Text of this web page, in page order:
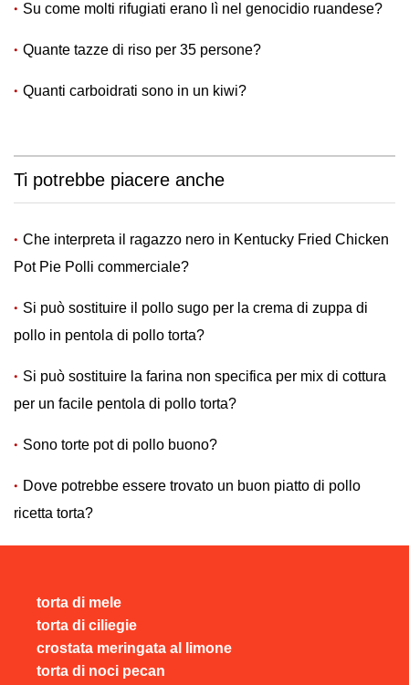
Su come molti rifugiati erano lì nel genocidio ruandese?
Quante tazze di riso per 35 persone?
Quanti carboidrati sono in un kiwi?
Ti potrebbe piacere anche
Che interpreta il ragazzo nero in Kentucky Fried Chicken
Pot Pie Polli commerciale?
Si può sostituire il pollo sugo per la crema di zuppa di
pollo in pentola di pollo torta?
Si può sostituire la farina non specifica per mix di cottura
per un facile pentola di pollo torta?
Sono torte pot di pollo buono?
Dove potrebbe essere trovato un buon piatto di pollo
ricetta torta?
torta di mele
torta di ciliegie
crostata meringata al limone
torta di noci pecan